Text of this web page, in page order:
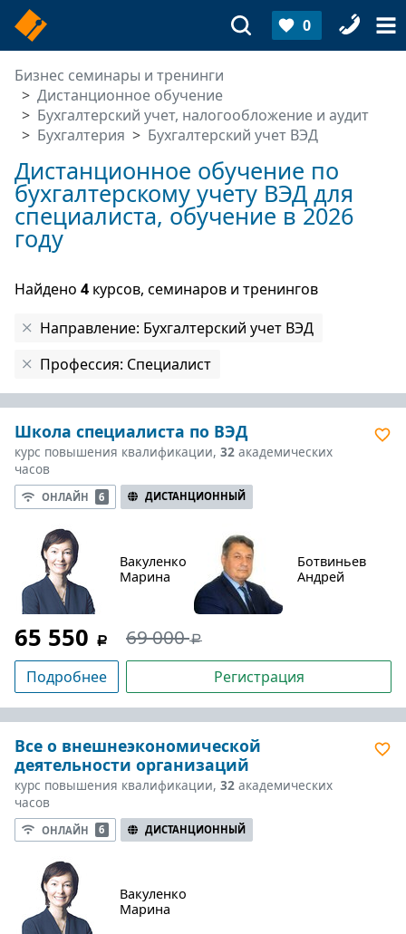
0
Бизнес семинары и тренинги
Дистанционное обучение
Бухгалтерский учет, налогообложение и аудит
Бухгалтерия
Бухгалтерский учет ВЭД
Дистанционное обучение по
бухгалтерскому учету ВЭД для
специалиста, обучение в 2026
году
Найдено 4 курсов, семинаров и тренингов
Направление: Бухгалтерский учет ВЭД
Профессия: Специалист
Школа специалиста по ВЭД
курс повышения квалификации, 32 академических
часов
ОНЛАЙН 6 ДИСТАНЦИОННЫЙ
Вакуленко
Марина
Ботвиньев
Андрей
65 550 69 000
Подробнее Регистрация
Все о внешнеэкономической
деятельности организаций
курс повышения квалификации, 32 академических
часов
ОНЛАЙН 6 ДИСТАНЦИОННЫЙ
Вакуленко
Марина